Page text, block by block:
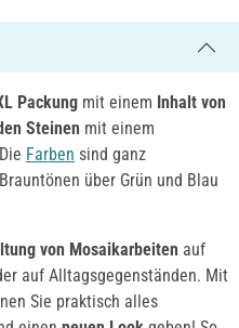
Packung mit einem Inhalt von
Steinen mit einem
Farben sind ganz
über Grün und Blau
von Mosaikarbeiten auf
auf Alltagsgegenständen. Mit
Sie praktisch alles